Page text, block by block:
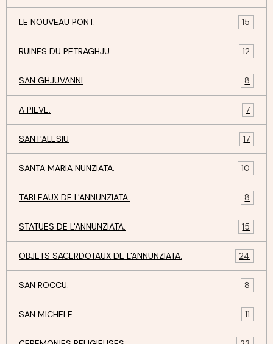
LE NOUVEAU PONT. 15
RUINES DU PETRAGHJU. 12
SAN GHJUVANNI 8
A PIEVE. 7
SANT'ALESIU 17
SANTA MARIA NUNZIATA. 10
TABLEAUX DE L'ANNUNZIATA. 8
STATUES DE L'ANNUNZIATA. 15
OBJETS SACERDOTAUX DE L'ANNUNZIATA. 24
SAN ROCCU. 8
SAN MICHELE. 11